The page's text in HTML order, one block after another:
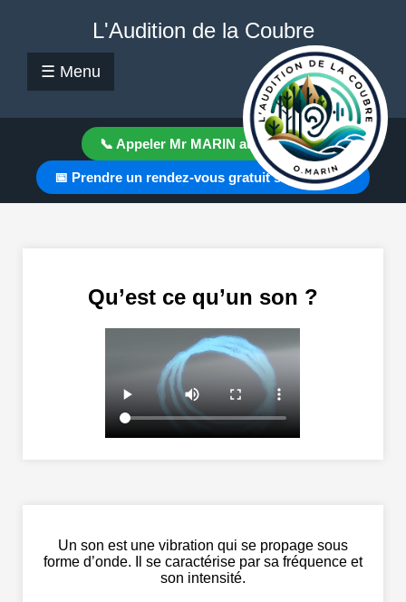
L'Audition de la Coubre
☰ Menu
📞 Appeler Mr MARIN au Cabinet
📅 Prendre un rendez-vous gratuit sur Doctolib
Qu’est ce qu’un son ?
Un son est une vibration qui se propage sous
forme d’onde. Il se caractérise par sa fréquence et
son intensité.